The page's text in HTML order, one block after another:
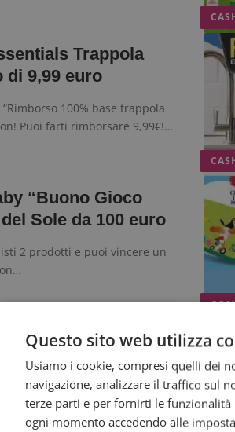
Trappola
di 9,99 euro
100% base trappola
Puoi farti rimborsare 9,99€!…
“Buono Gioco
Sole da 100 euro
2 prodotti e puoi vincere un
Sponsorizzato:
Questo sito web utilizza
Usiamo i cookie, compresi quelli dei
navigazione, analizzare il traffico sul
terze parti e per fornirti le
ogni momento accedendo alle